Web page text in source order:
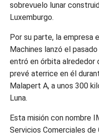
sobrevuelo lunar
Luxemburgo.
Por su parte, la empresa
Machines lanzó el
entró en órbita
prevé aterrice en él
Malapert A, a unos 300
Luna.
Esta misión con nombre
Servicios Comerciales de